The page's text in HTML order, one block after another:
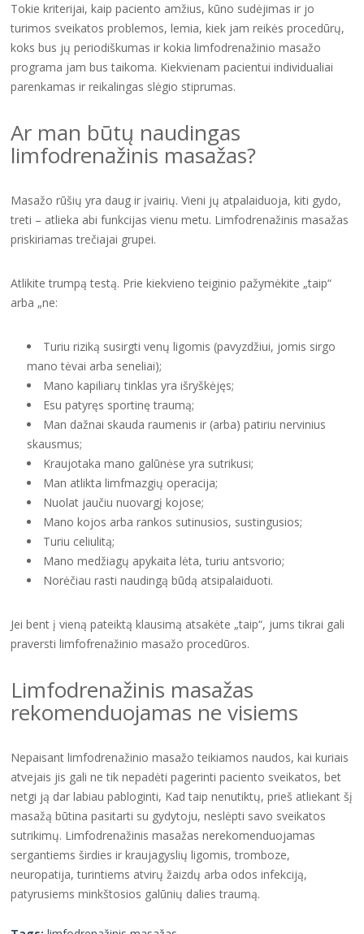
Tokie kriterijai, kaip paciento amžius, kūno sudėjimas ir jo
turimos sveikatos problemos, lemia, kiek jam reikės procedūrų,
koks bus jų periodiškumas ir kokia limfodrenažinio masažo
programa jam bus taikoma. Kiekvienam pacientui individualiai
parenkamas ir reikalingas slėgio stiprumas.
Ar man būtų naudingas
limfodrenažinis masažas?
Masažo rūšių yra daug ir įvairių. Vieni jų atpalaiduoja, kiti gydo,
treti – atlieka abi funkcijas vienu metu. Limfodrenažinis masažas
priskiriamas trečiajai grupei.
Atlikite trumpą testą. Prie kiekvieno teiginio pažymėkite „taip“
arba „ne:
Turiu riziką susirgti venų ligomis (pavyzdžiui, jomis sirgo
mano tėvai arba seneliai);
Mano kapiliarų tinklas yra išryškėjęs;
Esu patyręs sportinę traumą;
Man dažnai skauda raumenis ir (arba) patiriu nervinius
skausmus;
Kraujotaka mano galūnėse yra sutrikusi;
Man atlikta limfmazgių operacija;
Nuolat jaučiu nuovargį kojose;
Mano kojos arba rankos sutinusios, sustingusios;
Turiu celiulitą;
Mano medžiagų apykaita lėta, turiu antsvorio;
Norėčiau rasti naudingą būdą atsipalaiduoti.
Jei bent į vieną pateiktą klausimą atsakėte „taip“, jums tikrai gali
praversti limfofrenažinio masažo procedūros.
Limfodrenažinis masažas
rekomenduojamas ne visiems
Nepaisant limfodrenažinio masažo teikiamos naudos, kai kuriais
atvejais jis gali ne tik nepadėti pagerinti paciento sveikatos, bet
netgi ją dar labiau pabloginti, Kad taip nenutiktų, prieš atliekant šį
masažą būtina pasitarti su gydytoju, neslėpti savo sveikatos
sutrikimų. Limfodrenažinis masažas nerekomenduojamas
sergantiems širdies ir kraujagyslių ligomis, tromboze,
neuropatija, turintiems atvirų žaizdų arba odos infekciją,
patyrusiems minkštosios galūnių dalies traumą.